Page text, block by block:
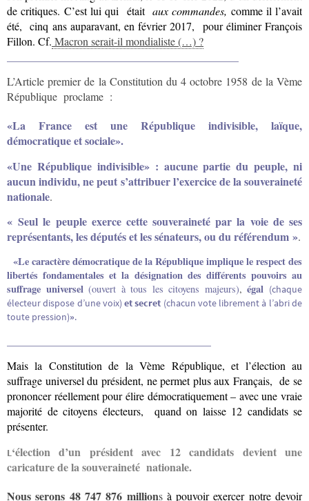
de critiques. C’est lui qui était aux commandes, comme il l’avait
été, cinq ans auparavant, en février 2017, pour éliminerFrançois
Fillon. Cf. Macron serait-il mondialiste (…) ?
L’Article premier de la Constitution du 4 octobre 1958 de la Vème
République proclame :
«La France est une République indivisible, laïque,
démocratique et sociale».
«Une République indivisible» : aucune partie du peuple, ni
aucun individu, ne peut s’attribuer l’exercice de la souveraineté
nationale.
« Seul le peuple exerce cette souveraineté par la voie de ses
représentants, les députés et les sénateurs, ou du référendum ».
«Le caractère démocratique de la République implique le respect des
libertés fondamentales et la désignation des différents pouvoirs au
suffrage universel (ouvert à tous les citoyens majeurs), égal (chaque
électeur dispose d’une voix) etsecret (chacun vote librement à l’abri de
toute pression)».
Mais la Constitution de la Vème République, et l’élection au
suffrage universel du président, ne permet plus aux Français, de se
prononcer réellement pour élire démocratiquement – avec une vraie
majorité de citoyens électeurs, quand on laisse 12 candidats se
présenter.
L‘élection d’un président avec 12 candidats devient une
caricature de la souveraineté nationale.
Nous serons 48 747 876 millionsà pouvoir exercer notre devoir